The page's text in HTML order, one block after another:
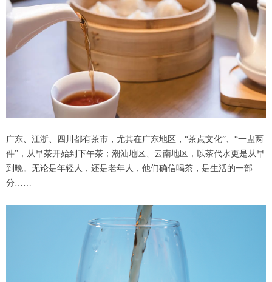
广东、江浙、四川都有茶市，尤其在广东地区，“茶点文化”、“一盅两
件”，从早茶开始到下午茶；潮汕地区、云南地区，以茶代水更是从早
到晚。无论是年轻人，还是老年人，他们确信喝茶，是生活的一部
分……